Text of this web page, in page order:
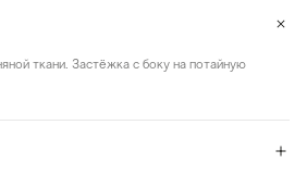
ткани. Застёжка с боку на потайную